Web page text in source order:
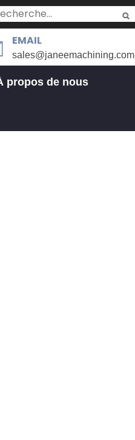
EMAIL
sales@janeemachining.com
propos de nous